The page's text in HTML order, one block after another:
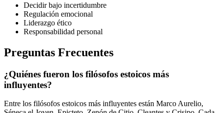
Decidir bajo incertidumbre
Regulación emocional
Liderazgo ético
Responsabilidad personal
Preguntas Frecuentes
¿Quiénes fueron los filósofos estoicos más
influyentes?
Entre los filósofos estoicos más influyentes están Marco Aurelio,